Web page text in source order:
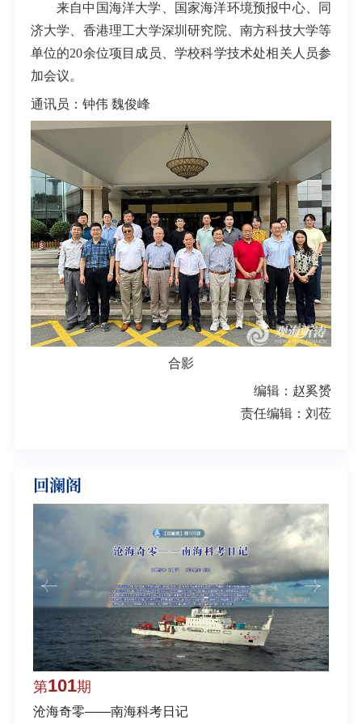
来自中国海洋大学、国家海洋环境预报中心、同
济大学、香港理工大学深圳研究院、南方科技大学等
单位的20余位项目成员、学校科学技术处相关人员参
加会议。
通讯员：钟伟 魏俊峰
合影
编辑：赵奚赟
责任编辑：刘莅
回澜阁
第101期
沧海奇零——南海科考日记